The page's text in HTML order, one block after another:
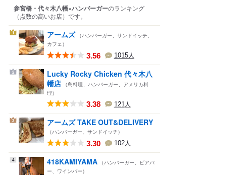
参宮橋・代々木八幡×ハンバーガーのランキング
（点数の高いお店） です。
1 アームズ （ハンバーガー、サンドイッチ、
カフェ）
3.56 1015人
2
Lucky Rocky Chicken 代々木八
幡店 （鳥料理、ハンバーガー、アメリカ料
理）
3.38 121 人
3 アームズ TAKE OUT&DELIVERY
（ハンバーガー、サンドイッチ）
3.30 102人
4 418KAMIYAMA （ハンバーガー、ビアバ
ー、ワインバー）